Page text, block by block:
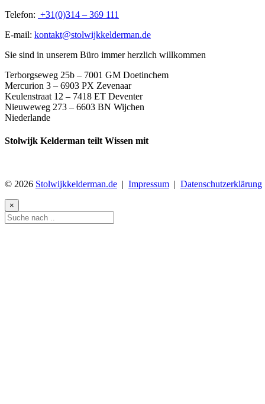
Telefon: +31(0)314 – 369 111
E-mail: kontakt@stolwijkkelderman.de
Sie sind in unserem Büro immer herzlich willkommen
Terborgseweg 25b – 7001 GM Doetinchem
Mercurion 3 – 6903 PX Zevenaar
Keulenstraat 12 – 7418 ET Deventer
Nieuweweg 273 – 6603 BN Wijchen
Niederlande
Stolwijk Kelderman teilt Wissen mit
© 2026 Stolwijkkelderman.de | Impressum | Datenschutzerklärung
×